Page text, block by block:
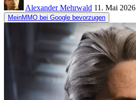
Alexander Mehrwald 11. Mai 2026
MeinMMO bei Google bevorzugen